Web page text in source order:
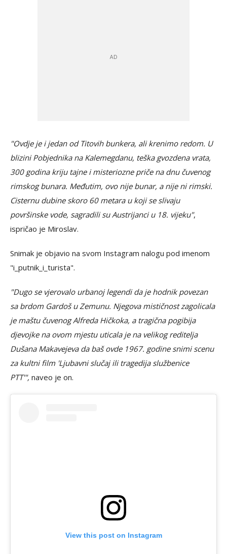
"Ovdje je i jedan od Titovih bunkera, ali krenimo redom. U
blizini Pobjednika na Kalemegdanu, teška gvozdena vrata,
300 godina kriju tajne i misteriozne priče na dnu čuvenog
rimskog bunara. Međutim, ovo nije bunar, a nije ni rimski.
Cisternu dubine skoro 60 metara u koji se slivaju
površinske vode, sagradili su Austrijanci u 18. vijeku",
ispričao je Miroslav.
Snimak je objavio na svom Instagram nalogu pod imenom
"i_putnik_i_turista".
"Dugo se vjerovalo urbanoj legendi da je hodnik povezan
sa brdom Gardoš u Zemunu. Njegova mističnost zagolicala
je maštu čuvenog Alfreda Hičkoka, a tragična pogibija
djevojke na ovom mjestu uticala je na velikog reditelja
Dušana Makavejeva da baš ovde 1967. godine snimi scenu
za kultni film 'Ljubavni slučaj ili tragedija službenice
PTT'", naveo je on.
View this post on Instagram